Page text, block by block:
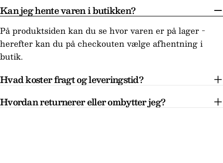
Kan jeg hente varen i butikken?
På produktsiden kan du se hvor varen er på lager -
herefter kan du på checkouten vælge afhentning i
butik.
Hvad koster fragt og leveringstid?
Hvordan returnerer eller ombytter jeg?